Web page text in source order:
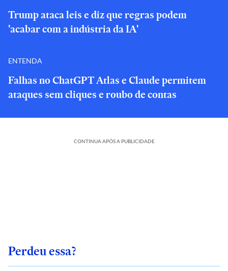
Trump ataca leis e diz que regras podem
'acabar com a indústria da IA'
ENTENDA
Falhas no ChatGPT Atlas e Claude permitem
ataques sem cliques e roubo de contas
CONTINUA APÓS A PUBLICIDADE
Perdeu essa?